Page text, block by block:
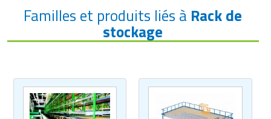
Familles et produits liés à Rack de
stockage